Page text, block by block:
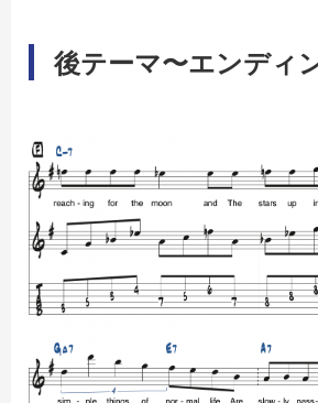
後テーマ〜エンディ